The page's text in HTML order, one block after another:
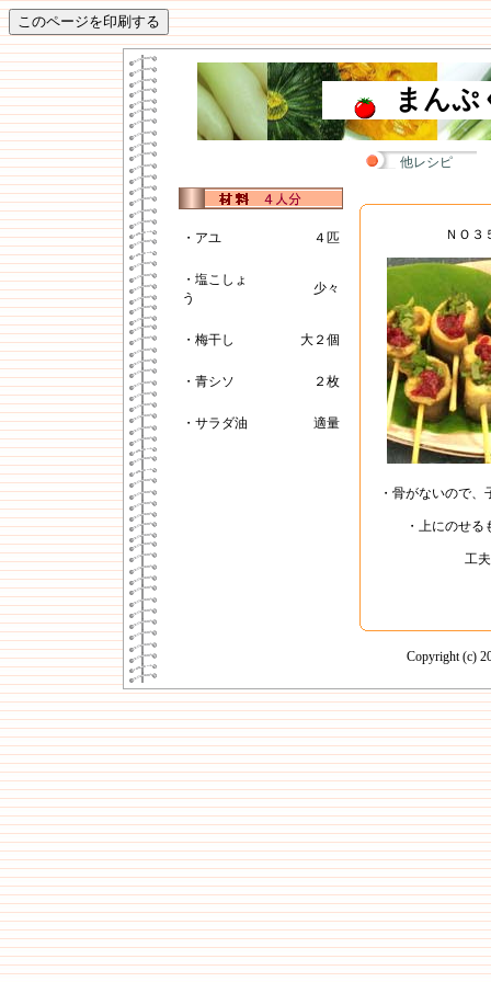
まん
他レシピ
・アユ ４匹
・塩こしょ
う
少々
・梅干し 大２個
・青シソ ２枚
・サラダ油 適量
ＮＯ
・骨がないので
・上にのせ
工
Copyright (c)